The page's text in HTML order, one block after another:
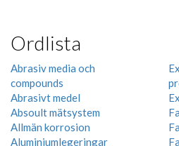
Ordlista
Abrasiv media och
compounds
Abrasivt medel
Absoult mätsystem
Allmän korrosion
Aluminiumlegeringar